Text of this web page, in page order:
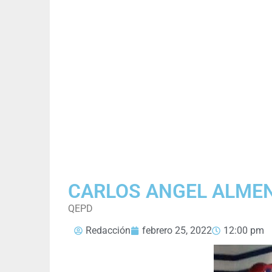
CARLOS ANGEL
QEPD
Redacción
febrero 25, 2022 12:00 pm